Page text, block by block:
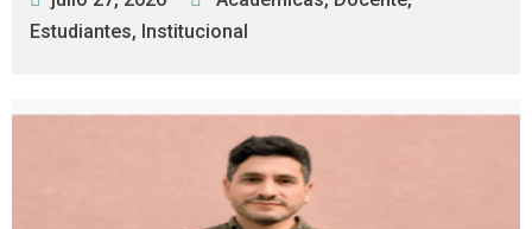
Estudiantes, Institucional